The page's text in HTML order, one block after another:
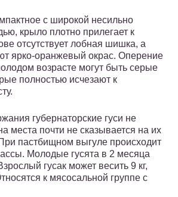
с широкой несильно
крыло плотно прилегает к
отсутствует лобная шишка, а
ярко-оранжевый окрас. Оперение
возрасте могут быть серые
полностью исчезают к
губернаторские гуси не
места почти не сказывается на их
пастбищном выгуле происходит
Молодые гусята в 2 месяца
гусак может весить 9 кг,
к мясосальной группе с